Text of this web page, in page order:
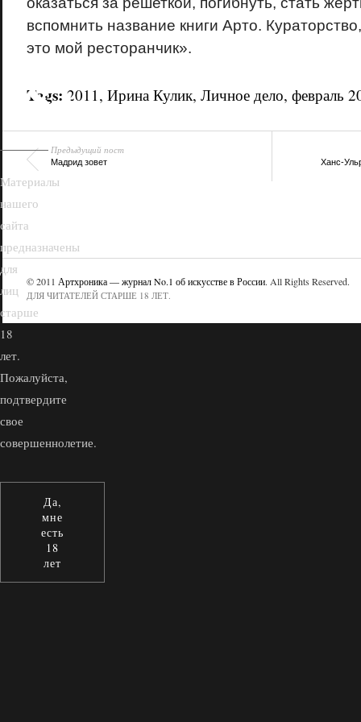
вспомнить название книги Арто.
это мой ресторанчик».
Tags: 2011, Ирина Кулик, Личное дело, февраль
Предыдущий пост
Мадрид зовет Ханс-
© 2011 Артхроника — журнал No.1 об искусстве в России. All Rights Reserved.
ДЛЯ ЧИТАТЕЛЕЙ СТАРШЕ 18 ЛЕТ.
18+
Материалы
нашего
сайта
предназначены
для
лиц
старше
18
лет.
Пожалуйста,
подтвердите
свое
совершеннолетие.
Да,
мне
есть
18
лет